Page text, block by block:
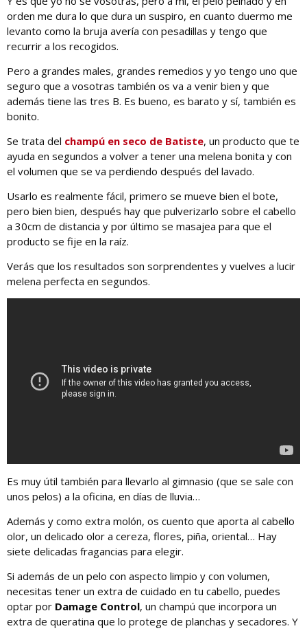
orden me dura lo que dura un suspiro, en cuanto duermo me
levanto como la bruja avería con pesadillas y tengo que
recurrir a los recogidos.
Pero a grandes males, grandes remedios y yo tengo uno que
seguro que a vosotras también os va a venir bien y que
además tiene las tres B. Es bueno, es barato y sí, también es
bonito.
Se trata del champú en seco de Batiste, un producto que te
ayuda en segundos a volver a tener una melena bonita y con
el volumen que se va perdiendo después del lavado.
Usarlo es realmente fácil, primero se mueve bien el bote,
pero bien bien, después hay que pulverizarlo sobre el cabello
a 30cm de distancia y por último se masajea para que el
producto se fije en la raíz.
Verás que los resultados son sorprendentes y vuelves a lucir
melena perfecta en segundos.
Es muy útil también para llevarlo al gimnasio (que se sale con
unos pelos) a la oficina, en días de lluvia…
Además y como extra molón, os cuento que aporta al cabello
olor, un delicado olor a cereza, flores, piña, oriental… Hay
siete delicadas fragancias para elegir.
Si además de un pelo con aspecto limpio y con volumen,
necesitas tener un extra de cuidado en tu cabello, puedes
optar por Damage Control, un champú que incorpora un
extra de queratina que lo protege de planchas y secadores. Y